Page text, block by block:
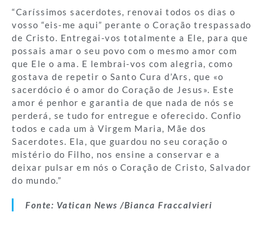
“Caríssimos sacerdotes, renovai todos os dias o
vosso “eis-me aqui” perante o Coração trespassado
de Cristo. Entregai-vos totalmente a Ele, para que
possais amar o seu povo com o mesmo amor com
que Ele o ama. E lembrai-vos com alegria, como
gostava de repetir o Santo Cura d’Ars, que «o
sacerdócio é o amor do Coração de Jesus». Este
amor é penhor e garantia de que nada de nós se
perderá, se tudo for entregue e oferecido. Confio
todos e cada um à Virgem Maria, Mãe dos
Sacerdotes. Ela, que guardou no seu coração o
mistério do Filho, nos ensine a conservar e a
deixar pulsar em nós o Coração de Cristo, Salvador
do mundo.”
Fonte: Vatican News /Bianca Fraccalvieri